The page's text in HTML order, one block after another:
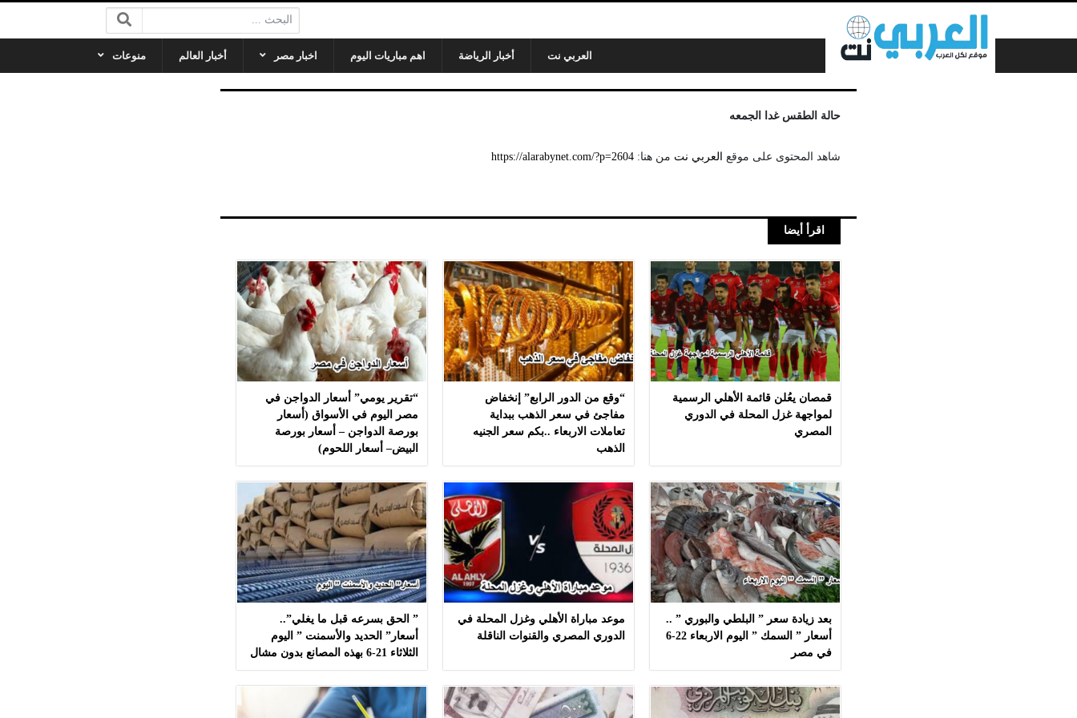
البحث:
العربي نت أخبار الرياضة اهم مباريات اليوم اخبار مصر أخبار العالم منوعات
حالة الطقس غدا الجمعه
شاهد المحتوى على موقع العربي نت من هنا: https://alarabynet.com/?p=2604
اقرأ أيضا
قمصان يعُلن قائمة الأهلي الرسمية
لمواجهة غزل المحلة في الدوري
المصري
“وقع من الدور الرابع” إنخفاض
مفاجئ في سعر الذهب ببداية
تعاملات الاربعاء ..بكم سعر الجنيه
الذهب
“تقرير يومي” أسعار الدواجن في
مصر اليوم في الأسواق (أسعار
بورصة الدواجن – أسعار بورصة
البيض– أسعار اللحوم)
بعد زيادة سعر ” البلطي والبوري ” ..
أسعار ” السمك ” اليوم الاربعاء 22-6
في مصر
موعد مباراة الأهلي وغزل المحلة في
الدوري المصري والقنوات الناقلة
” الحق بسرعه قبل ما يغلي”..
أسعار” الحديد والأسمنت ” اليوم
الثلاثاء 21-6 بهذه المصانع بدون مشال